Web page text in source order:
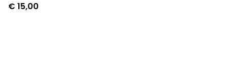
€ 15,00